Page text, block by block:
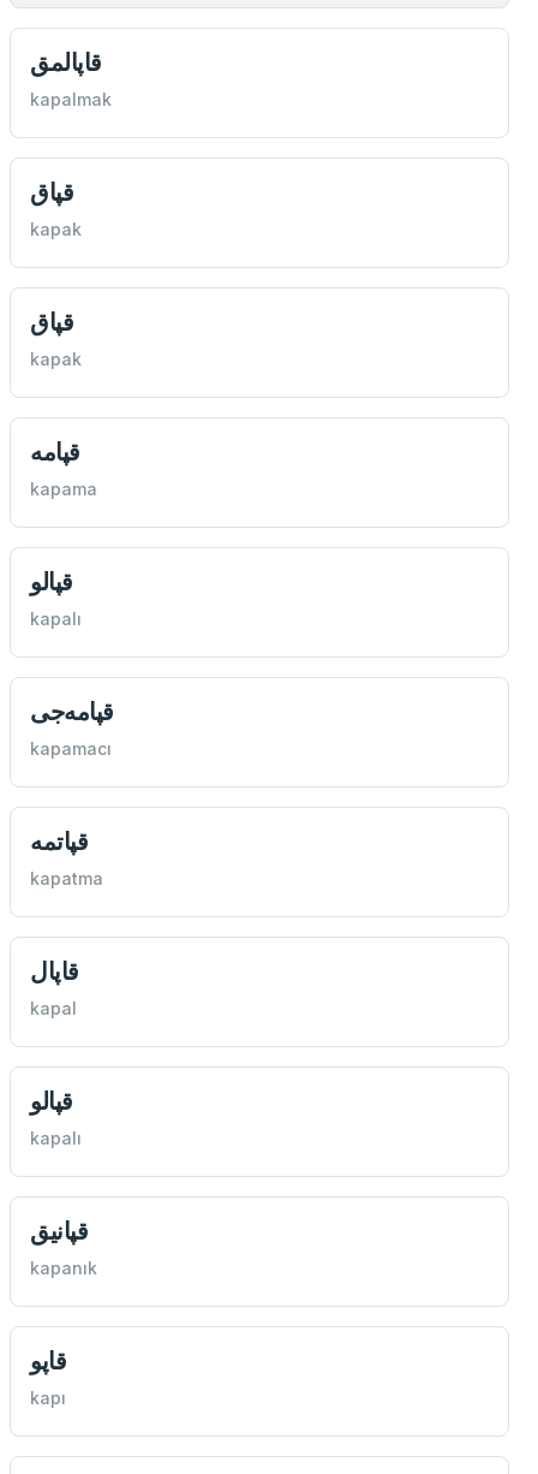
قاپالمق
kapalmak
قپاق
kapak
قپاق
kapak
قپامه
kapama
قپالو
kapalı
قپامه‌جی
kapamacı
قپاتمه
kapatma
قاپال
kapal
قپالو
kapalı
قپانيق
kapanık
قاپو
kapı